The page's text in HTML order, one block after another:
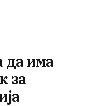
да има
за